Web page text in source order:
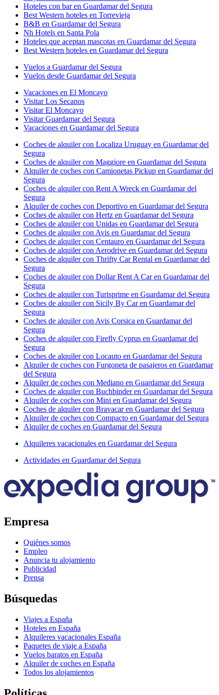
Hoteles con bar en Guardamar del Segura
Best Western hoteles en Torrevieja
B&B en Guardamar del Segura
Nh Hotels en Santa Pola
Hoteles que aceptan mascotas en Guardamar del Segura
Best Western hoteles en Guardamar del Segura
Vuelos a Guardamar del Segura
Vuelos desde Guardamar del Segura
Vacaciones en El Moncayo
Visitar Los Secanos
Visitar El Moncayo
Visitar Guardamar del Segura
Vacaciones en Guardamar del Segura
Coches de alquiler con Localiza Uruguay en Guardamar del
Segura
Coches de alquiler con Maggiore en Guardamar del Segura
Alquiler de coches con Camionetas Pickup en Guardamar del
Segura
Coches de alquiler con Rent A Wreck en Guardamar del
Segura
Alquiler de coches con Deportivo en Guardamar del Segura
Coches de alquiler con Hertz en Guardamar del Segura
Coches de alquiler con Unidas en Guardamar del Segura
Coches de alquiler con Avis en Guardamar del Segura
Coches de alquiler con Centauro en Guardamar del Segura
Coches de alquiler con Aerodrive en Guardamar del Segura
Coches de alquiler con Thrifty Car Rental en Guardamar del
Segura
Coches de alquiler con Dollar Rent A Car en Guardamar del
Segura
Coches de alquiler con Turisprime en Guardamar del Segura
Coches de alquiler con Sicily By Car en Guardamar del
Segura
Coches de alquiler con Avis Corsica en Guardamar del
Segura
Coches de alquiler con Firefly Cyprus en Guardamar del
Segura
Coches de alquiler con Locauto en Guardamar del Segura
Alquiler de coches con Furgoneta de pasajeros en Guardamar
del Segura
Alquiler de coches con Mediano en Guardamar del Segura
Coches de alquiler con Buchbinder en Guardamar del Segura
Alquiler de coches con Mini en Guardamar del Segura
Coches de alquiler con Bravacar en Guardamar del Segura
Alquiler de coches con Compacto en Guardamar del Segura
Alquiler de coches en Guardamar del Segura
Alquileres vacacionales en Guardamar del Segura
Actividades en Guardamar del Segura
Empresa
Quiénes somos
Empleo
Anuncia tu alojamiento
Publicidad
Prensa
Búsquedas
Viajes a España
Hoteles en España
Alquileres vacacionales España
Paquetes de viaje a España
Vuelos baratos en España
Alquiler de coches en España
Todos los alojamientos